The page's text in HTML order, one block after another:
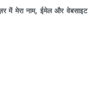
में मेरा नाम, ईमेल और वेबसाइट